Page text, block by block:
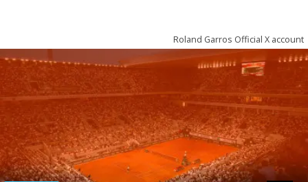
Roland Garros Official X account